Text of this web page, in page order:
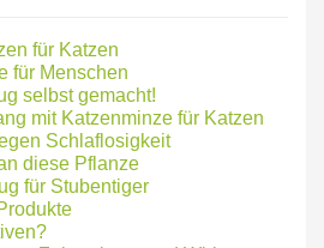
für Katzen
für Menschen
selbst gemacht!
mit Katzenminze für Katzen
Schlaflosigkeit
diese Pflanze
für Stubentiger